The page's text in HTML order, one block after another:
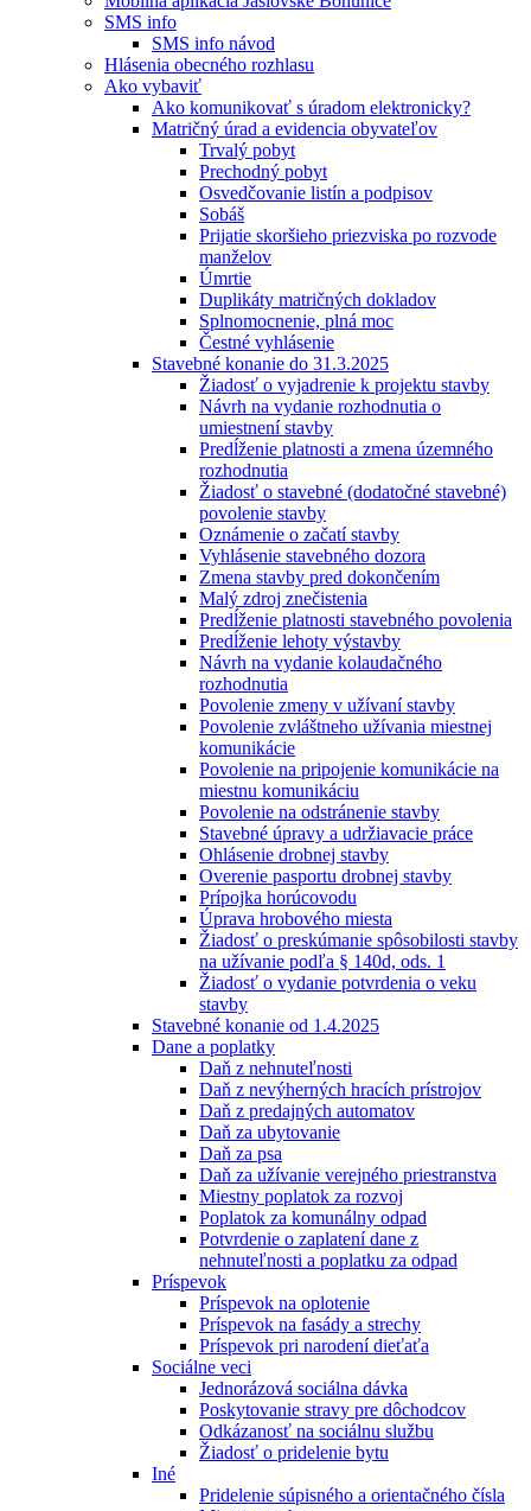
SMS info
SMS info návod
Hlásenia obecného rozhlasu
Ako vybaviť
Ako komunikovať s úradom elektronicky?
Matričný úrad a evidencia obyvateľov
Trvalý pobyt
Prechodný pobyt
Osvedčovanie listín a podpisov
Sobáš
Prijatie skoršieho priezviska po rozvode
manželov
Úmrtie
Duplikáty matričných dokladov
Splnomocnenie, plná moc
Čestné vyhlásenie
Stavebné konanie do 31.3.2025
Žiadosť o vyjadrenie k projektu stavby
Návrh na vydanie rozhodnutia o
umiestnení stavby
Predĺženie platnosti a zmena územného
rozhodnutia
Žiadosť o stavebné (dodatočné stavebné)
povolenie stavby
Oznámenie o začatí stavby
Vyhlásenie stavebného dozora
Zmena stavby pred dokončením
Malý zdroj znečistenia
Predĺženie platnosti stavebného povolenia
Predĺženie lehoty výstavby
Návrh na vydanie kolaudačného
rozhodnutia
Povolenie zmeny v užívaní stavby
Povolenie zvláštneho užívania miestnej
komunikácie
Povolenie na pripojenie komunikácie na
miestnu komunikáciu
Povolenie na odstránenie stavby
Stavebné úpravy a udržiavacie práce
Ohlásenie drobnej stavby
Overenie pasportu drobnej stavby
Prípojka horúcovodu
Úprava hrobového miesta
Žiadosť o preskúmanie spôsobilosti stavby
na užívanie podľa § 140d, ods. 1
Žiadosť o vydanie potvrdenia o veku
stavby
Stavebné konanie od 1.4.2025
Dane a poplatky
Daň z nehnuteľnosti
Daň z nevýherných hracích prístrojov
Daň z predajných automatov
Daň za ubytovanie
Daň za psa
Daň za užívanie verejného priestranstva
Miestny poplatok za rozvoj
Poplatok za komunálny odpad
Potvrdenie o zaplatení dane z
nehnuteľnosti a poplatku za odpad
Príspevok
Príspevok na oplotenie
Príspevok na fasády a strechy
Príspevok pri narodení dieťaťa
Sociálne veci
Jednorázová sociálna dávka
Poskytovanie stravy pre dôchodcov
Odkázanosť na sociálnu službu
Žiadosť o pridelenie bytu
Iné
Pridelenie súpisného a orientačného čísla